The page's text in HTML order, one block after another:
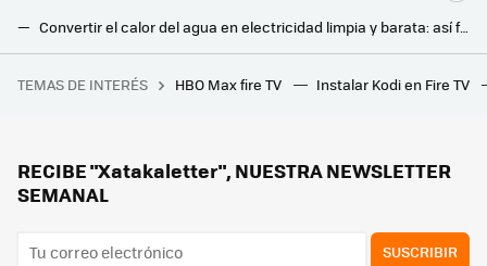
Convertir el calor del agua en electricidad limpia y barata: así funciona este invento que se probará en las Islas Canarias
Este invento promete paneles solares enrollables más ligeros y sencillos de instalar en casi cualquier parte
Nunca confió en el Apple Watch. Hasta que una notificación le cambió la vida
TEMAS DE INTERÉS HBO Max fire TV Instalar Kodi en Fire TV
RECIBE "Xatakaletter", NUESTRA NEWSLETTER
SEMANAL
SUSCRIBIR